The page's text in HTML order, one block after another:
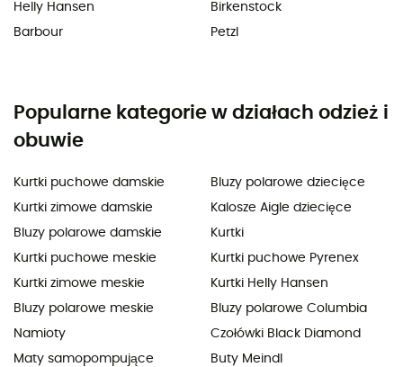
Helly Hansen
Barbour
Birkenstock
Petzl
Popularne kategorie w działach odzież i
obuwie
Kurtki puchowe damskie
Kurtki zimowe damskie
Bluzy polarowe damskie
Kurtki puchowe meskie
Kurtki zimowe meskie
Bluzy polarowe meskie
Namioty
Maty samopompujące
Bluzy polarowe dziecięce
Kalosze Aigle dziecięce
Kurtki
Kurtki puchowe Pyrenex
Kurtki Helly Hansen
Bluzy polarowe Columbia
Czołówki Black Diamond
Buty Meindl